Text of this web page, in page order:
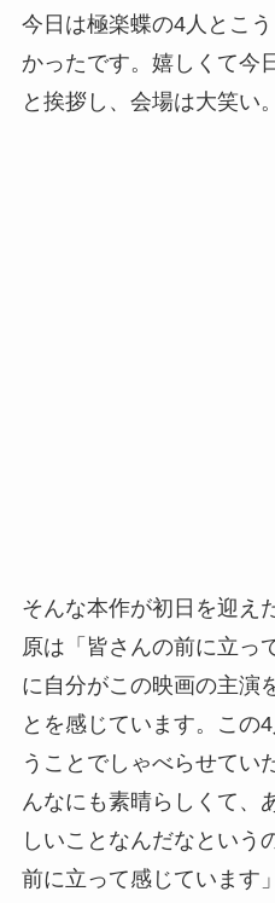
今日は極楽蝶の4人とこ
かったです。嬉しくて今
と挨拶し、会場は大笑い。
そんな本作が初日を迎え
原は「皆さんの前に立っ
に自分がこの映画の主演
とを感じています。この
うことでしゃべらせてい
んなにも素晴らしくて、
しいことなんだなという
前に立って感じています